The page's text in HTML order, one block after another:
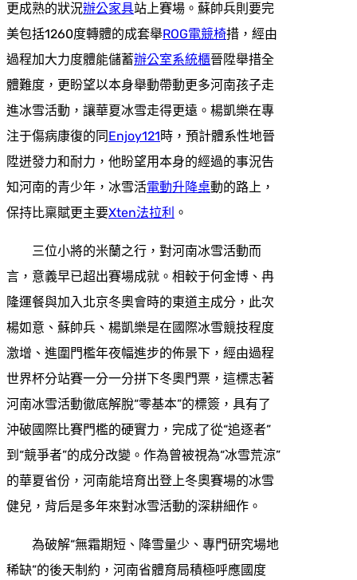
更成熟的狀況辦公家具站上賽場。蘇帥兵則要完
美包括1260度轉體的成套舉ROG電競椅措，經由
過程加大力度體能儲蓄辦公室系統櫃晉陞舉措全
體難度，更盼望以本身舉動帶動更多河南孩子走
進冰雪活動，讓華夏冰雪走得更遠。楊凱樂在專
注于傷病康復的同Enjoy121時，預計體系性地晉
陞迸發力和耐力，他盼望用本身的經過的事況告
知河南的青少年，冰雪活電動升降桌動的路上，
保持比稟賦更主要Xten法拉利 。
三位小將的米蘭之行，對河南冰雪活動而
言，意義早已超出賽場成就。相較于何金博、冉
隆運餐與加入北京冬奧會時的東道主成分，此次
楊如意、蘇帥兵、楊凱樂是在國際冰雪競技程度
激增、進圍門檻年夜幅進步的佈景下，經由過程
世界杯分站賽一分一分拼下冬奧門票，這標志著
河南冰雪活動徹底解脫“零基本”的標簽，具有了
沖破國際比賽門檻的硬實力，完成了從“追逐者”
到“競爭者”的成分改變。作為曾被視為“冰雪荒涼”
的華夏省份，河南能培育出登上冬奧賽場的冰雪
健兒，背后是多年來對冰雪活動的深耕細作。
為破解“無霜期短、降雪量少、專門研究場地
稀缺”的後天制約，河南省體育局積極呼應國度